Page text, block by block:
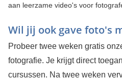
aan leerzame video's voor
Wil jij ook gave foto's
Probeer twee weken gratis
fotografie. Je krijgt direct
cursussen. Na twee weken